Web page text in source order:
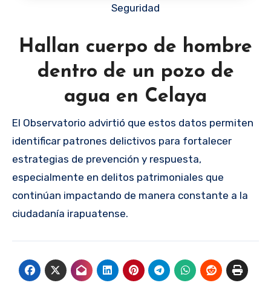
Seguridad
Hallan cuerpo de hombre
dentro de un pozo de
agua en Celaya
El Observatorio advirtió que estos datos permiten
identificar patrones delictivos para fortalecer
estrategias de prevención y respuesta,
especialmente en delitos patrimoniales que
continúan impactando de manera constante a la
ciudadanía irapuatense.